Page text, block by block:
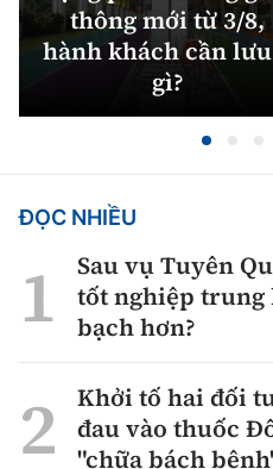
thông mới từ 3/8,
hành khách cần
gì?
ĐỌC NHIỀU
Sau vụ Tuyên
tốt nghiệp trung
bạch hơn?
Khởi tố hai đối
đau vào thuốc
"chữa bách